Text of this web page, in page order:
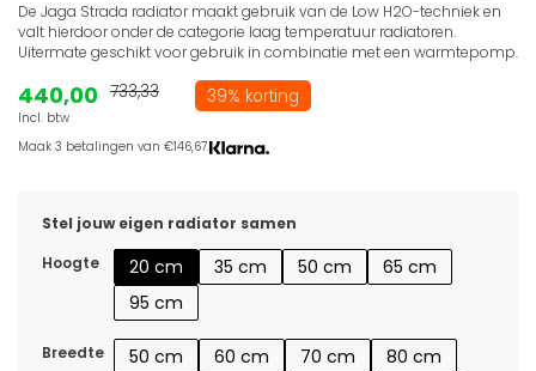
De Jaga Strada radiator maakt gebruik van de Low H2O-techniek en
valt hierdoor onder de categorie laag temperatuur radiatoren.
Uitermate geschikt voor gebruik in combinatie met een warmtepomp.
440,00
Incl. btw
733,33 39% korting
Maak 3 betalingen van €146,67.
Stel jouw eigen radiator samen
Hoogte
20 cm 35 cm 50 cm
65 cm
95 cm
Breedte 50 cm 60 cm 70 cm
80 cm